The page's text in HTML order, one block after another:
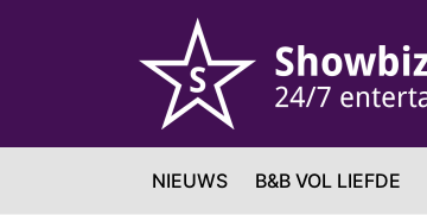
NIEUWS B&B VOL LIEFDE